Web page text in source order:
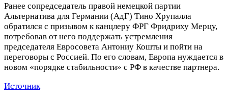
Ранее сопредседатель правой немецкой партии
Альтернатива для Германии (АдГ) Тино Хрупалла
обратился с призывом к канцлеру ФРГ Фридриху Мерцу,
потребовав от него поддержать устремления
председателя Евросовета Антониу Кошты и пойти на
переговоры с Россией. По его словам, Европа нуждается в
новом «порядке стабильности» с РФ в качестве партнера.
Источник